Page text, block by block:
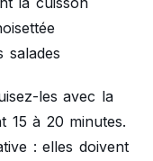
salades
les avec la
15 à 20 minutes.
: elles doivent